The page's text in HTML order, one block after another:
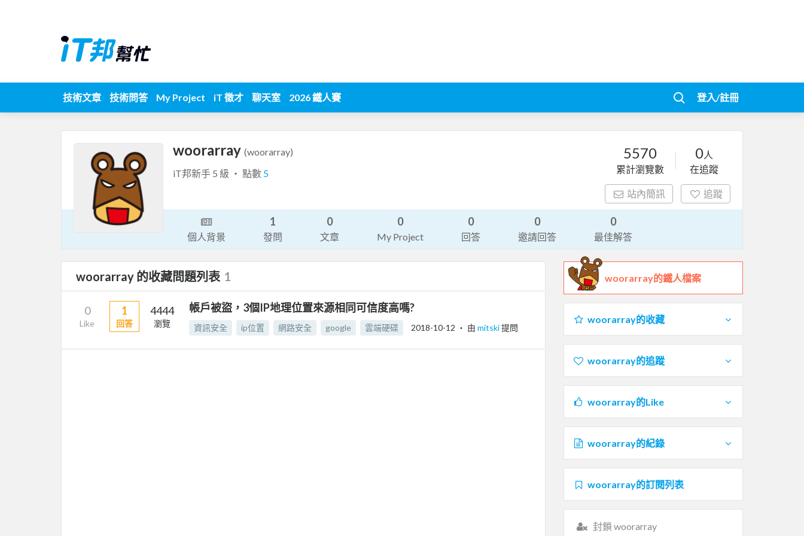
技術文章 技術問答 My Project iT 徵才 聊天室 2026 鐵人賽 登入/註冊
woorarray (woorarray)
iT邦新手 5 級 ‧ 點數 5
5570
累計瀏覽數
0人
在追蹤
站內簡訊 追蹤
個人背景
1
發問
0
文章
0
My Project
0
回答
0
邀請回答
0
最佳解答
woorarray 的收藏問題列表 1
0
Like
1
回答
4444
瀏覽
帳戶被盜，3個IP地理位置來源相同可信度高嗎?
資訊安全 ip位置 網路安全 google 雲端硬碟 2018-10-12 ‧ 由 mitski提問
woorarray的鐵人檔案
woorarray的收藏
woorarray的追蹤
woorarray的Like
woorarray的紀錄
woorarray的訂閱列表
封鎖 woorarray